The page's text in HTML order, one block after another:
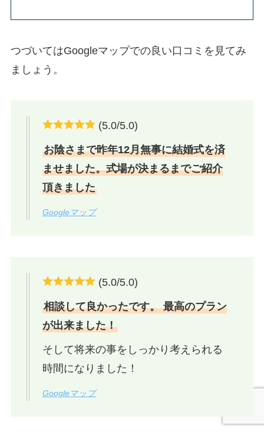
つづいてはGoogleマップでの良い口コミを見てみ
ましょう。
(5.0/5.0)
お陰さまで昨年12月無事に結婚式を済
ませました。式場が決まるまでご紹介
頂きました
Googleマップ
(5.0/5.0)
相談して良かったです。 最高のプラン
が出来ました！
そして将来の事をしっかり考えられる
時間になりました！
Googleマップ